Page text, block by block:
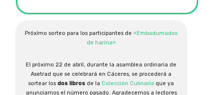
Próximo sorteo para los participantes de«Embadurnados
de harina»
El próximo 22 de abril, durante la asamblea ordinaria de
Asetrad que se celebrará en Cáceres, se procederá a
sortear losdos libros de la Colección Culinaria que ya
anunciamos el número pasado. Agradecemos a lectores